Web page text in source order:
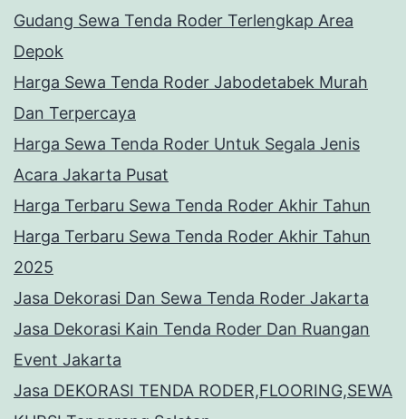
Gudang Sewa Tenda Roder Terlengkap Area
Depok
Harga Sewa Tenda Roder Jabodetabek Murah
Dan Terpercaya
Harga Sewa Tenda Roder Untuk Segala Jenis
Acara Jakarta Pusat
Harga Terbaru Sewa Tenda Roder Akhir Tahun
Harga Terbaru Sewa Tenda Roder Akhir Tahun
2025
Jasa Dekorasi Dan Sewa Tenda Roder Jakarta
Jasa Dekorasi Kain Tenda Roder Dan Ruangan
Event Jakarta
Jasa DEKORASI TENDA RODER,FLOORING,SEWA